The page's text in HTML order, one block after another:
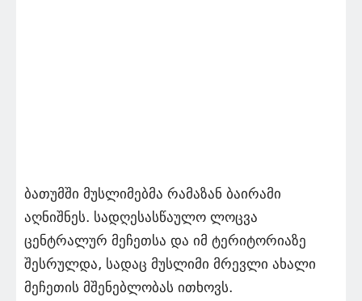
ბათუმში მუსლიმებმა რამაზან ბაირამი
აღნიშნეს. სადღესასწაულო ლოცვა
ცენტრალურ მეჩეთსა და იმ ტერიტორიაზე
შესრულდა, სადაც მუსლიმი მრევლი ახალი
მეჩეთის მშენებლობას ითხოვს.